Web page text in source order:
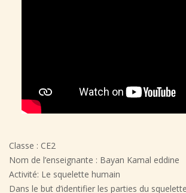
Classe : CE2
Nom de l’enseignante : Bayan Kamal eddine
Activité: Le squelette humain
Dans le but d’identifier les parties du